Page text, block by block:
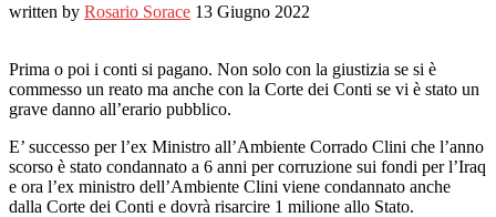
written by Rosario Sorace 13 Giugno 2022
Prima o poi i conti si pagano. Non solo con la giustizia se si è
commesso un reato ma anche con la Corte dei Conti se vi è stato un
grave danno all’erario pubblico.
E’ successo per l’ex Ministro all’Ambiente Corrado Clini che l’anno
scorso è stato condannato a 6 anni per corruzione sui fondi per l’Iraq
e ora l’ex ministro dell’Ambiente Clini viene condannato anche
dalla Corte dei Conti e dovrà risarcire 1 milione allo Stato.